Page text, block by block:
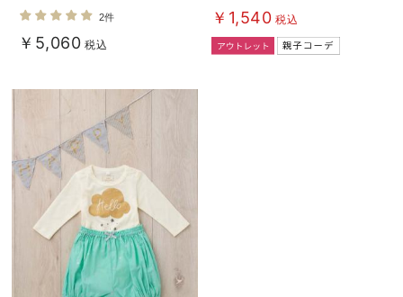
2件
￥5,060 税込
ゴロンパース
￥1,540 税込